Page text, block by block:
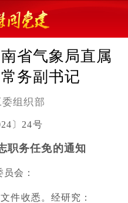
省气象局直属
务副书记
组织部
〕24号
职务任免的通知
会：
收悉。经研究：